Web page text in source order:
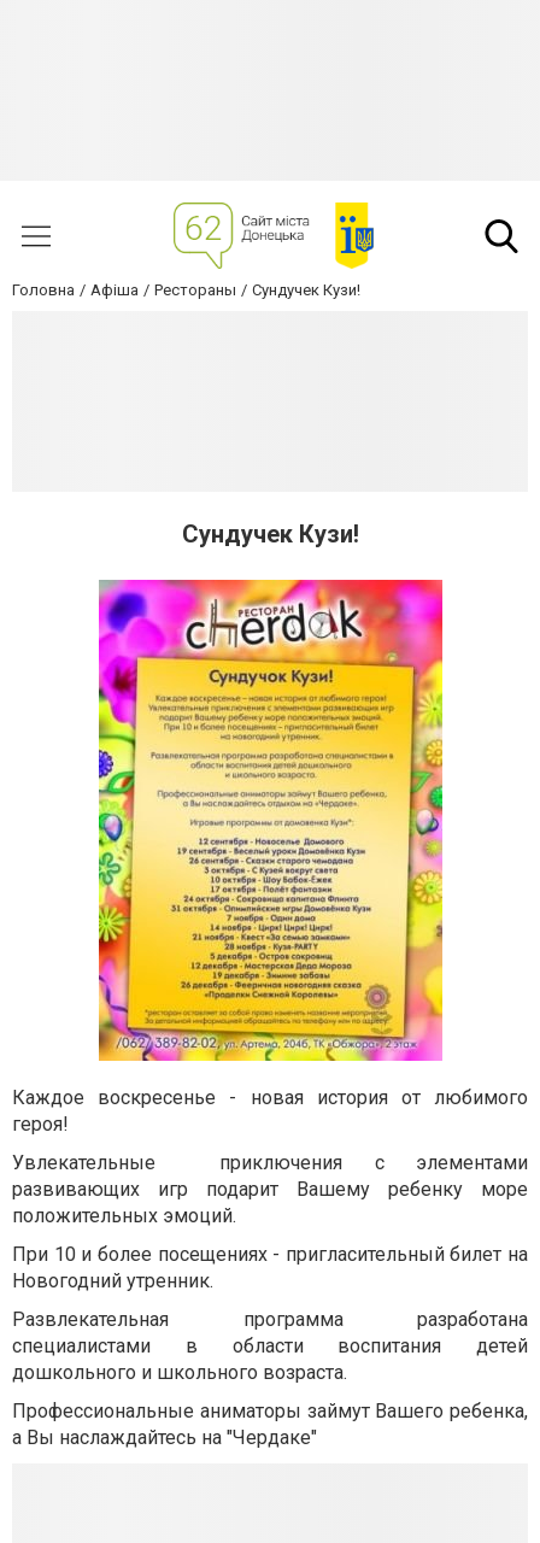
Головна Афіша Рестораны Сундучек Кузи!
Сундучек Кузи!
Каждое воскресенье - новая история от любимого
героя!
Увлекательные приключения с элементами
развивающих игр подарит Вашему ребенку море
положительных эмоций.
При 10 и более посещениях - пригласительный билет на
Новогодний утренник.
Развлекательная программа разработана
специалистами в области воспитания детей
дошкольного и школьного возраста.
Профессиональные аниматоры займут Вашего ребенка,
а Вы наслаждайтесь на "Чердаке"